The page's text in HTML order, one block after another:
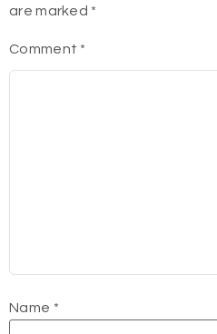
are marked *
Comment *
Name *